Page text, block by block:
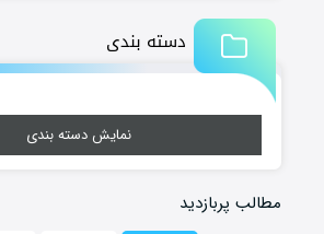
دسته بندی
نمایش دسته بندی
مطالب پربازدید